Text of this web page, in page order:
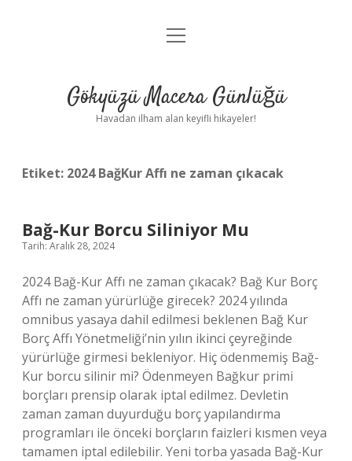
Anasayfa
Yasal Uyarı
menüyü
Gökyüzü Macera Günlüğü
Havadan ilham alan keyifli hikayeler!
Etiket: 2024 BağKur Affı ne zaman çıkacak
Bağ-Kur Borcu Siliniyor Mu
Tarih: Aralık 28, 2024
2024 Bağ-Kur Affı ne zaman çıkacak? Bağ Kur Borç
Affı ne zaman yürürlüğe girecek? 2024 yılında
omnibus yasaya dahil edilmesi beklenen Bağ Kur
Borç Affı Yönetmeliği’nin yılın ikinci çeyreğinde
yürürlüğe girmesi bekleniyor. Hiç ödenmemiş Bağ-
Kur borcu silinir mi? Ödenmeyen Bağkur primi
borçları prensip olarak iptal edilmez. Devletin
zaman zaman duyurduğu borç yapılandırma
programları ile önceki borçların faizleri kısmen veya
tamamen iptal edilebilir. Yeni torba yasada Bağ-Kur